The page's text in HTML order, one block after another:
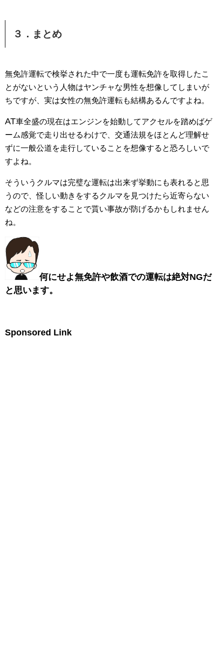
３．まとめ
無免許運転で検挙された中で一度も運転免許を取得したこ
とがないという人物はヤンチャな男性を想像してしまいが
ちですが、実は女性の無免許運転も結構あるんですよね。
AT車全盛の現在はエンジンを始動してアクセルを踏めばゲ
ーム感覚で走り出せるわけで、交通法規をほとんど理解せ
ずに一般公道を走行していることを想像すると恐ろしいで
すよね。
そういうクルマは完璧な運転は出来ず挙動にも表れると思
うので、怪しい動きをするクルマを見つけたら近寄らない
などの注意をすることで貰い事故が防げるかもしれません
ね。
何にせよ無免許や飲酒での運転は絶対NGだ
と思います。
Sponsored Link